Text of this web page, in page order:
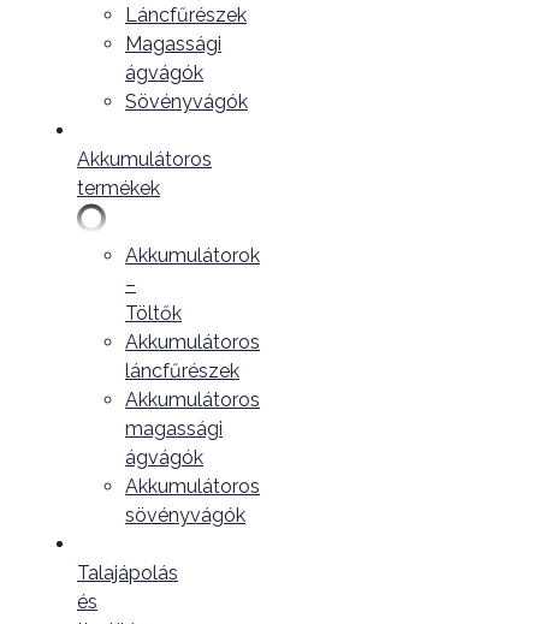
Láncfűrészek
Magassági
ágvágók
Sövényvágók
Akkumulátoros
termékek
Akkumulátorok
–
Töltők
Akkumulátoros
láncfűrészek
Akkumulátoros
magassági
ágvágók
Akkumulátoros
sövényvágók
Talajápolás
és